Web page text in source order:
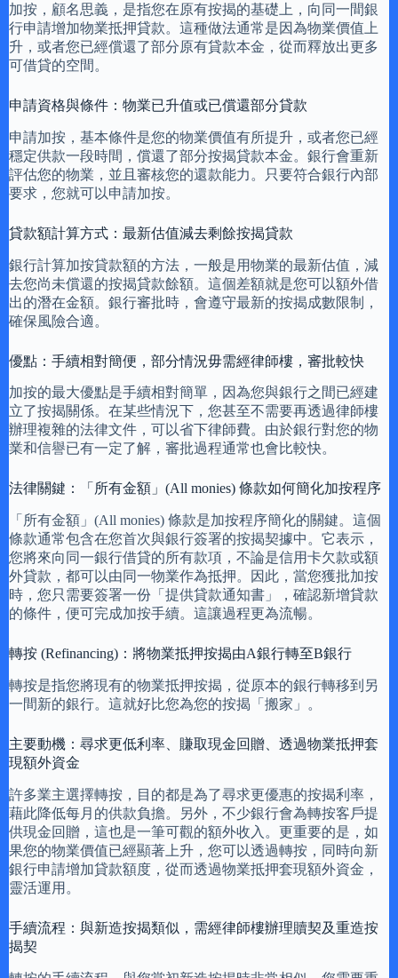
加按，顧名思義，是指您在原有按揭的基礎上，向同一間銀
行申請增加物業抵押貸款。這種做法通常是因為物業價值上
升，或者您已經償還了部分原有貸款本金，從而釋放出更多
可借貸的空間。
申請資格與條件：物業已升值或已償還部分貸款
申請加按，基本條件是您的物業價值有所提升，或者您已經
穩定供款一段時間，償還了部分按揭貸款本金。銀行會重新
評估您的物業，並且審核您的還款能力。只要符合銀行內部
要求，您就可以申請加按。
貸款額計算方式：最新估值減去剩餘按揭貸款
銀行計算加按貸款額的方法，一般是用物業的最新估值，減
去您尚未償還的按揭貸款餘額。這個差額就是您可以額外借
出的潛在金額。銀行審批時，會遵守最新的按揭成數限制，
確保風險合適。
優點：手續相對簡便，部分情況毋需經律師樓，審批較快
加按的最大優點是手續相對簡單，因為您與銀行之間已經建
立了按揭關係。在某些情況下，您甚至不需要再透過律師樓
辦理複雜的法律文件，可以省下律師費。由於銀行對您的物
業和信譽已有一定了解，審批過程通常也會比較快。
法律關鍵：「所有金額」(All monies) 條款如何簡化加按程序
「所有金額」(All monies) 條款是加按程序簡化的關鍵。這個
條款通常包含在您首次與銀行簽署的按揭契據中。它表示，
您將來向同一銀行借貸的所有款項，不論是信用卡欠款或額
外貸款，都可以由同一物業作為抵押。因此，當您獲批加按
時，您只需要簽署一份「提供貸款通知書」，確認新增貸款
的條件，便可完成加按手續。這讓過程更為流暢。
轉按 (Refinancing)：將物業抵押按揭由A銀行轉至B銀行
轉按是指您將現有的物業抵押按揭，從原本的銀行轉移到另
一間新的銀行。這就好比您為您的按揭「搬家」。
主要動機：尋求更低利率、賺取現金回贈、透過物業抵押套
現額外資金
許多業主選擇轉按，目的都是為了尋求更優惠的按揭利率，
藉此降低每月的供款負擔。另外，不少銀行會為轉按客戶提
供現金回贈，這也是一筆可觀的額外收入。更重要的是，如
果您的物業價值已經顯著上升，您可以透過轉按，同時向新
銀行申請增加貸款額度，從而透過物業抵押套現額外資金，
靈活運用。
手續流程：與新造按揭類似，需經律師樓辦理贖契及重造按
揭契